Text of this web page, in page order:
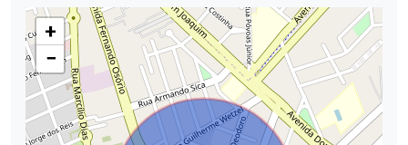
+
−